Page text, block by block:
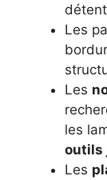
Les
Les
les
outils
Les